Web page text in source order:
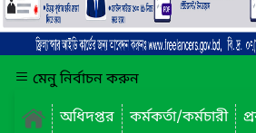
মেনু নির্বাচন করুন
অধিদপ্তর
কর্মকর্তা/কর্মচারী